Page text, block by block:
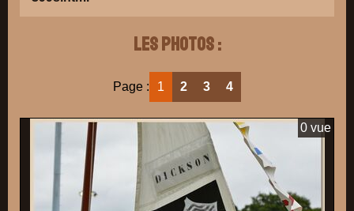
Les photos :
Page : 1 2 3 4
0 vue